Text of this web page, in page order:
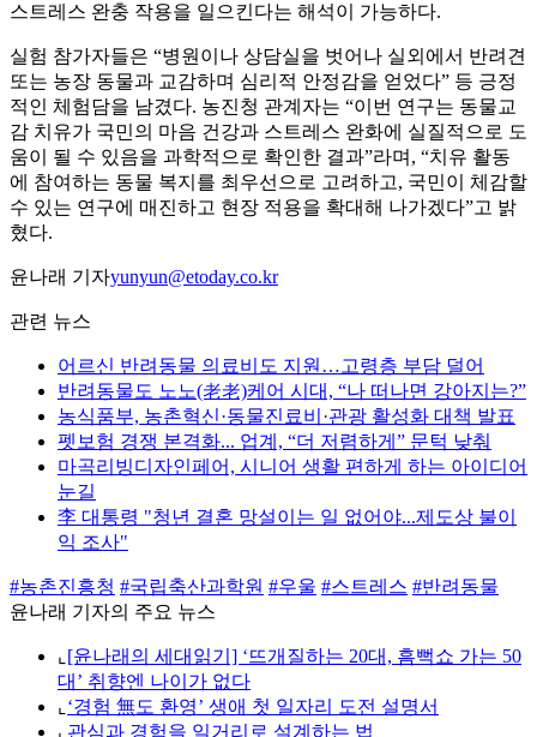
스트레스 완충 작용을 일으킨다는 해석이 가능하다.
실험 참가자들은 “병원이나 상담실을 벗어나 실외에서 반려견
또는 농장 동물과 교감하며 심리적 안정감을 얻었다” 등 긍정
적인 체험담을 남겼다. 농진청 관계자는 “이번 연구는 동물교
감 치유가 국민의 마음 건강과 스트레스 완화에 실질적으로 도
움이 될 수 있음을 과학적으로 확인한 결과”라며, “치유 활동
에 참여하는 동물 복지를 최우선으로 고려하고, 국민이 체감할
수 있는 연구에 매진하고 현장 적용을 확대해 나가겠다”고 밝
혔다.
윤나래 기자yunyun@etoday.co.kr
관련 뉴스
어르신 반려동물 의료비도 지원…고령층 부담 덜어
반려동물도 노노(老老)케어 시대, “나 떠나면 강아지는?”
농식품부, 농촌혁신·동물진료비·관광 활성화 대책 발표
펫보험 경쟁 본격화... 업계, “더 저렴하게” 문턱 낮춰
마곡리빙디자인페어, 시니어 생활 편하게 하는 아이디어
눈길
李 대통령 "청년 결혼 망설이는 일 없어야...제도상 불이
익 조사"
#농촌진흥청 #국립축산과학원 #우울 #스트레스 #반려동물
윤나래 기자의 주요 뉴스
⌞ [윤나래의 세대읽기] ‘뜨개질하는 20대, 흠뻑쇼 가는 50
대’ 취향엔 나이가 없다
⌞ ‘경험 無도 환영’ 생애 첫 일자리 도전 설명서
⌞ 관심과 경험을 일거리로 설계하는 법